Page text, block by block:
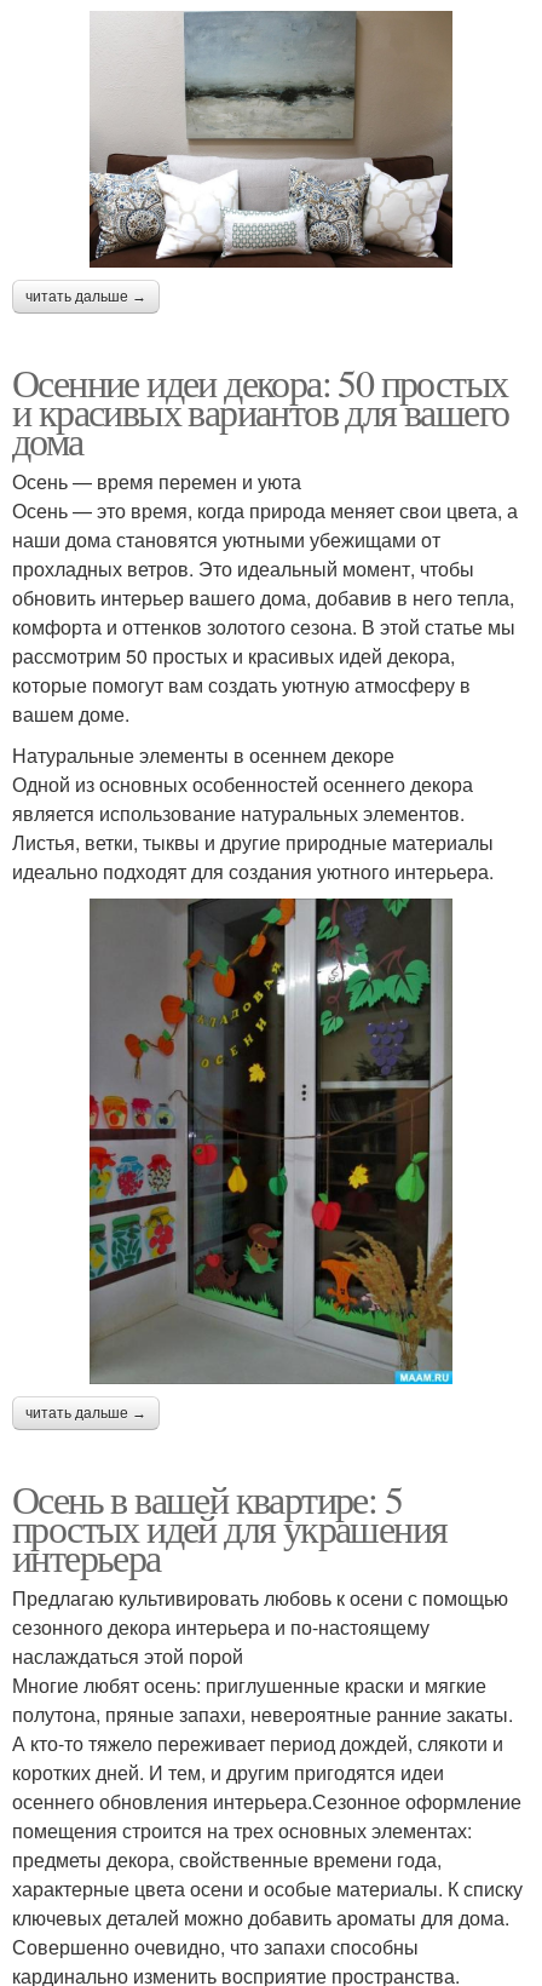
читать дальше →
Осенние идеи декора: 50 простых
и красивых вариантов для вашего
дома
Осень — время перемен и уюта
Осень — это время, когда природа меняет свои цвета, а
наши дома становятся уютными убежищами от
прохладных ветров. Это идеальный момент, чтобы
обновить интерьер вашего дома, добавив в него тепла,
комфорта и оттенков золотого сезона. В этой статье мы
рассмотрим 50 простых и красивых идей декора,
которые помогут вам создать уютную атмосферу в
вашем доме.
Натуральные элементы в осеннем декоре
Одной из основных особенностей осеннего декора
является использование натуральных элементов.
Листья, ветки, тыквы и другие природные материалы
идеально подходят для создания уютного интерьера.
читать дальше →
Осень в вашей квартире: 5
простых идей для украшения
интерьера
Предлагаю культивировать любовь к осени с помощью
сезонного декора интерьера и по-настоящему
наслаждаться этой порой
Многие любят осень: приглушенные краски и мягкие
полутона, пряные запахи, невероятные ранние закаты.
А кто-то тяжело переживает период дождей, слякоти и
коротких дней. И тем, и другим пригодятся идеи
осеннего обновления интерьера.Сезонное оформление
помещения строится на трех основных элементах:
предметы декора, свойственные времени года,
характерные цвета осени и особые материалы. К списку
ключевых деталей можно добавить ароматы для дома.
Совершенно очевидно, что запахи способны
кардинально изменить восприятие пространства.